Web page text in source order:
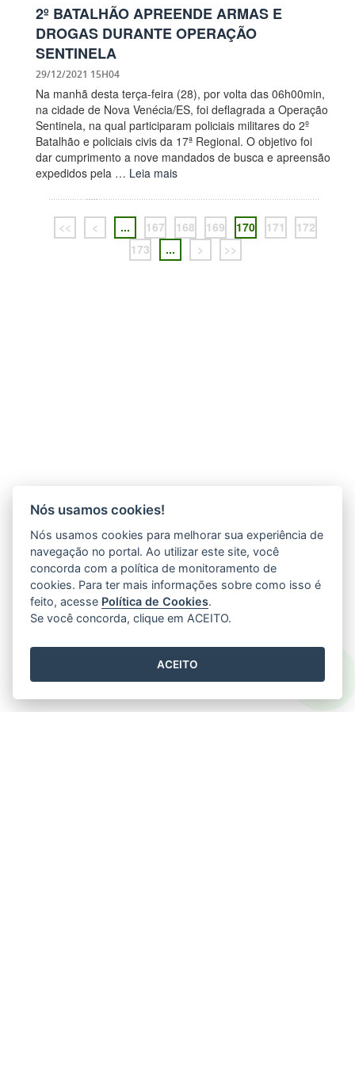
2º BATALHÃO APREENDE ARMAS E
DROGAS DURANTE OPERAÇÃO
SENTINELA
29/12/2021 15H04
Na manhã desta terça-feira (28), por volta das 06h00min,
na cidade de Nova Venécia/ES, foi deflagrada a Operação
Sentinela, na qual participaram policiais militares do 2º
Batalhão e policiais civis da 17ª Regional. O objetivo foi
dar cumprimento a nove mandados de busca e apreensão
expedidos pela … Leia mais
<< < ... 167 168 169 170 171
172
173
... > >>
Nós usamos cookies!
Nós usamos cookies para melhorar sua experiência de
navegação no portal. Ao utilizar este site, você
concorda com a política de monitoramento de
cookies. Para ter mais informações sobre como isso é
feito, acesse Política de Cookies.
Se você concorda, clique em ACEITO.
ACEITO